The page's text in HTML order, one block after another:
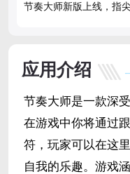
节奏大师新版上线，指
应用介绍
节奏大师是一款深
在游戏中你将通过
符，玩家可以在这
自我的乐趣。游戏